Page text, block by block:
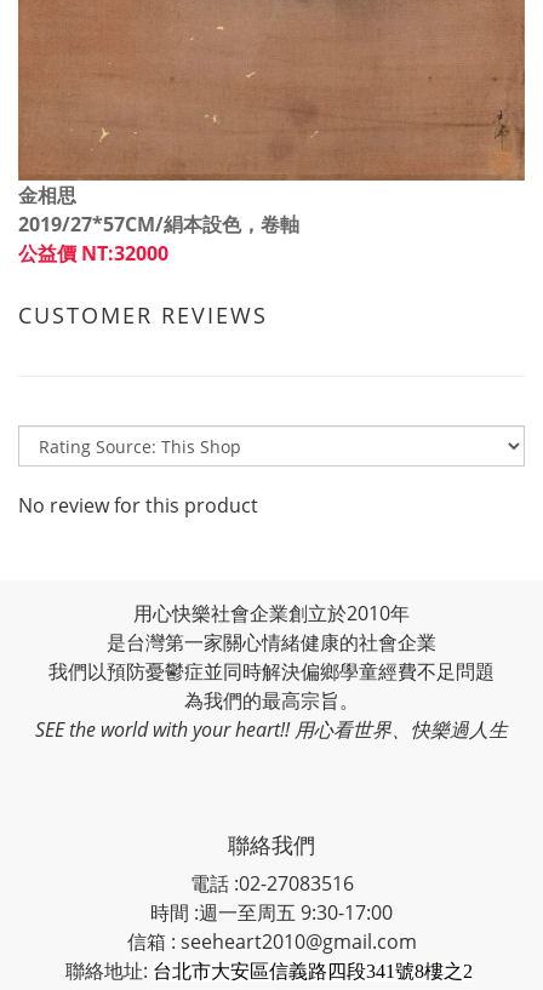
金相思
2019/27*57CM/絹本設色，卷軸
公益價 NT:32000
CUSTOMER REVIEWS
No review for this product
用心快樂社會企業創立於2010年
是台灣第一家關心情緒健康的社會企業
我們以預防憂鬱症並同時解決偏鄉學童經費不足問題
為我們的最高宗旨。
SEE the world with your heart!! 用心看世界、快樂過人生
聯絡我們
電話 :02-27083516
時間 :週一至周五 9:30-17:00
信箱 : seeheart2010@gmail.com
聯絡地址: 台北市大安區信義路四段341號8樓之2